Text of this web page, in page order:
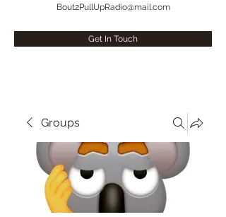
Bout2PullUpRadio@mail.com
Get In Touch
Groups